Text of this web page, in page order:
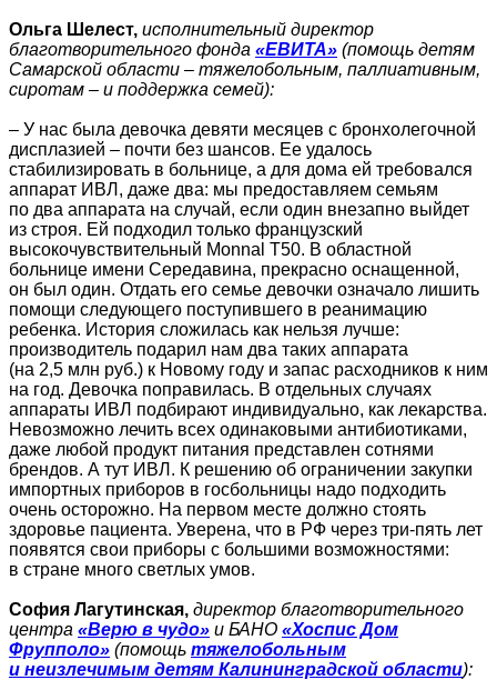
Ольга Шелест, исполнительный директор
благотворительного фонда «ЕВИТА» (помощь детям
Самарской области – тяжелобольным, паллиативным,
сиротам – и поддержка семей):
– У нас была девочка девяти месяцев с бронхолегочной
дисплазией – почти без шансов. Ее удалось
стабилизировать в больнице, а для дома ей требовался
аппарат ИВЛ, даже два: мы предоставляем семьям
по два аппарата на случай, если один внезапно выйдет
из строя. Ей подходил только французский
высокочувствительный Monnal T50. В областной
больнице имени Середавина, прекрасно оснащенной,
он был один. Отдать его семье девочки означало лишить
помощи следующего поступившего в реанимацию
ребенка. История сложилась как нельзя лучше:
производитель подарил нам два таких аппарата
(на 2,5 млн руб.) к Новому году и запас расходников к ним
на год. Девочка поправилась. В отдельных случаях
аппараты ИВЛ подбирают индивидуально, как лекарства.
Невозможно лечить всех одинаковыми антибиотиками,
даже любой продукт питания представлен сотнями
брендов. А тут ИВЛ. К решению об ограничении закупки
импортных приборов в госбольницы надо подходить
очень осторожно. На первом месте должно стоять
здоровье пациента. Уверена, что в РФ через три-пять лет
появятся свои приборы с большими возможностями:
в стране много светлых умов.
София Лагутинская, директор благотворительного
центра «Верю в чудо» и БАНО «Хоспис Дом
Фрупполо» (помощь тяжелобольным
и неизлечимым детям Калининградской области):